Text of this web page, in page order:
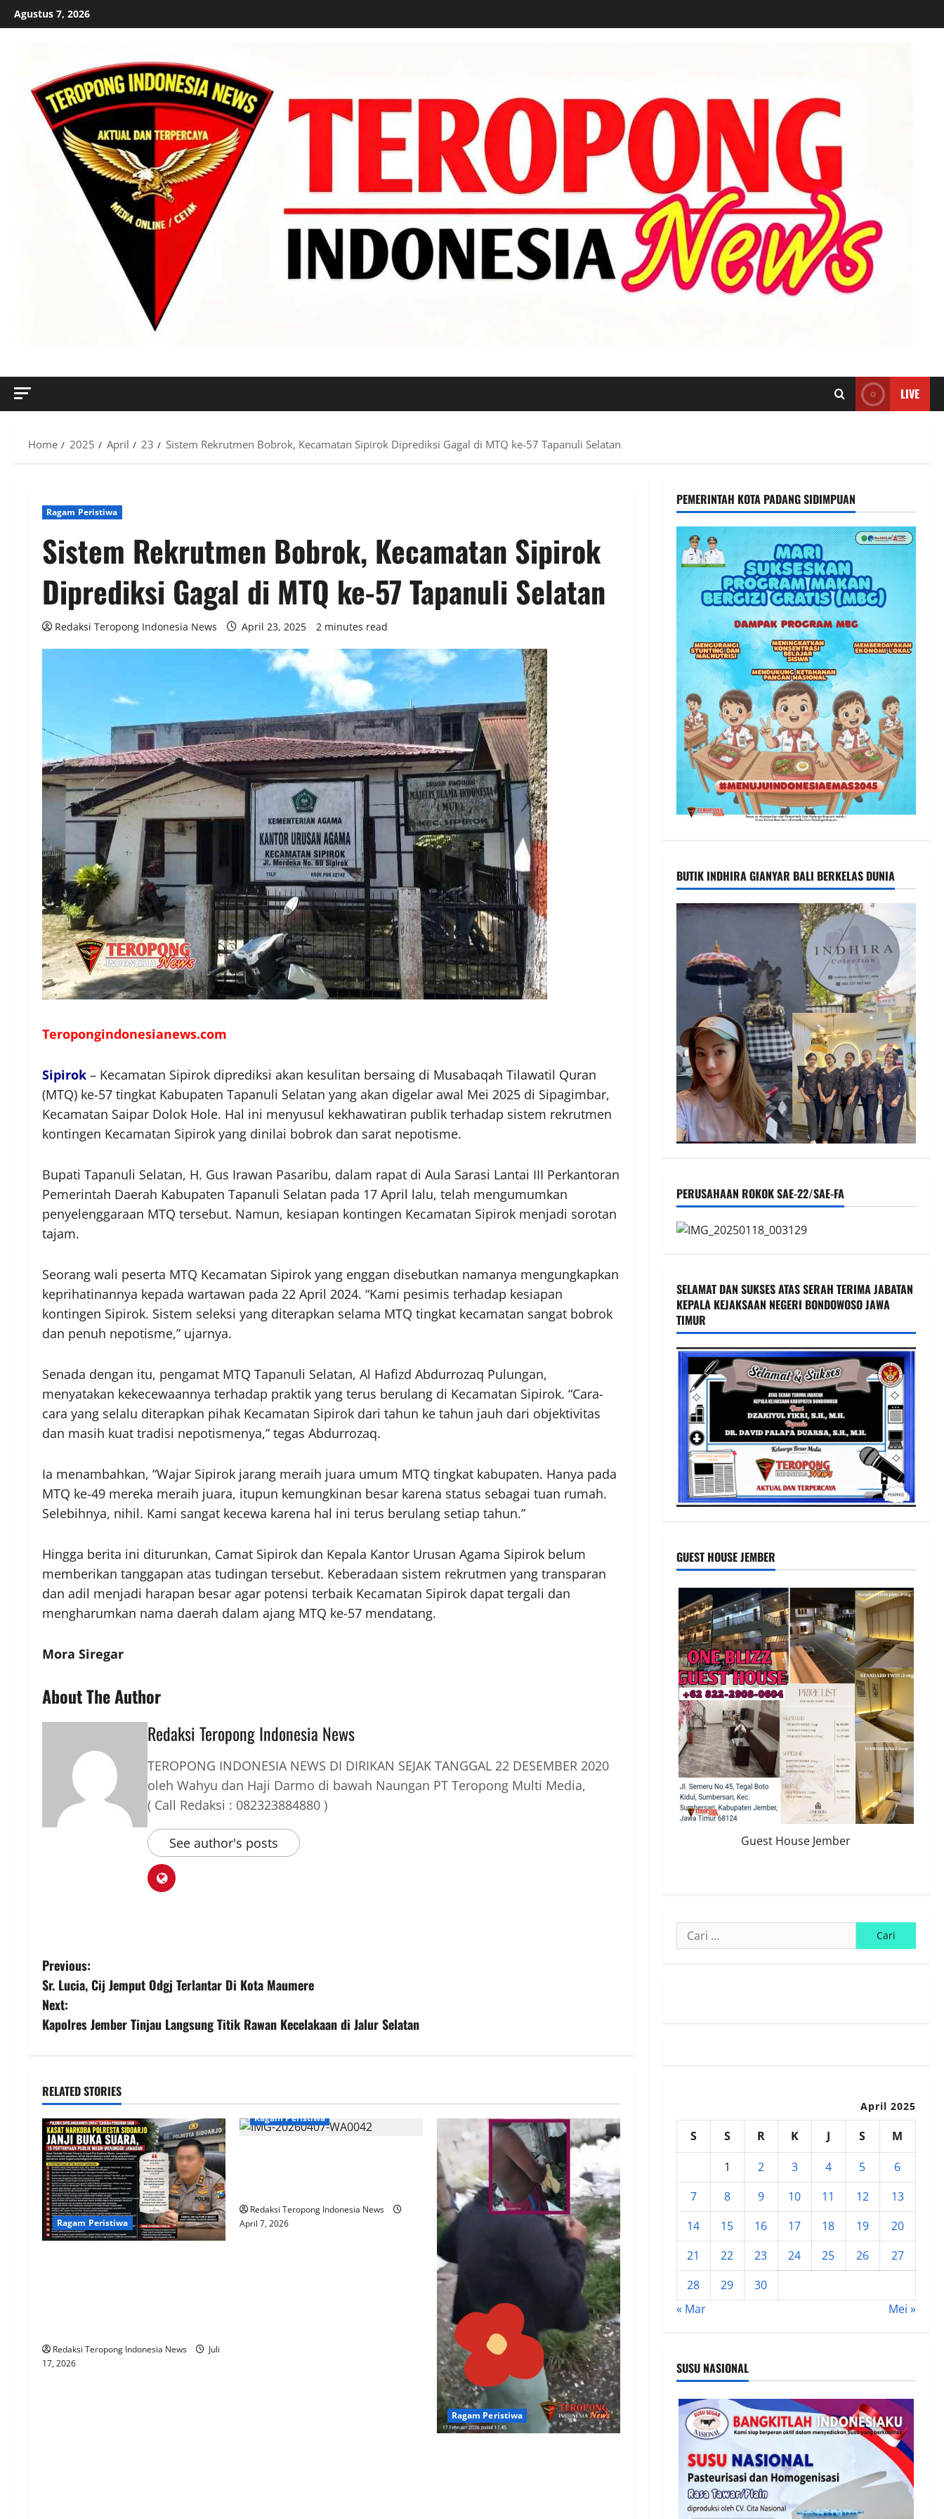
Skip
to
Agustus 7, 2026
LIVE
Home 2025 April 23 Sistem Rekrutmen Bobrok, Kecamatan Sipirok Diprediksi Gagal di MTQ ke-57 Tapanuli Selatan
Ragam Peristiwa
Sistem Rekrutmen Bobrok, Kecamatan Sipirok
Diprediksi Gagal di MTQ ke-57 Tapanuli Selatan
Redaksi Teropong Indonesia News April 23, 2025 2 minutes read
Teropongindonesianews.com
Sipirok – Kecamatan Sipirok diprediksi akan kesulitan bersaing di Musabaqah Tilawatil Quran
(MTQ) ke-57 tingkat Kabupaten Tapanuli Selatan yang akan digelar awal Mei 2025 di Sipagimbar,
Kecamatan Saipar Dolok Hole. Hal ini menyusul kekhawatiran publik terhadap sistem rekrutmen
kontingen Kecamatan Sipirok yang dinilai bobrok dan sarat nepotisme.
Bupati Tapanuli Selatan, H. Gus Irawan Pasaribu, dalam rapat di Aula Sarasi Lantai III Perkantoran
Pemerintah Daerah Kabupaten Tapanuli Selatan pada 17 April lalu, telah mengumumkan
penyelenggaraan MTQ tersebut. Namun, kesiapan kontingen Kecamatan Sipirok menjadi sorotan
tajam.
Seorang wali peserta MTQ Kecamatan Sipirok yang enggan disebutkan namanya mengungkapkan
keprihatinannya kepada wartawan pada 22 April 2024. “Kami pesimis terhadap kesiapan
kontingen Sipirok. Sistem seleksi yang diterapkan selama MTQ tingkat kecamatan sangat bobrok
dan penuh nepotisme,” ujarnya.
Senada dengan itu, pengamat MTQ Tapanuli Selatan, Al Hafizd Abdurrozaq Pulungan,
menyatakan kekecewaannya terhadap praktik yang terus berulang di Kecamatan Sipirok. “Cara-
cara yang selalu diterapkan pihak Kecamatan Sipirok dari tahun ke tahun jauh dari objektivitas
dan masih kuat tradisi nepotismenya,” tegas Abdurrozaq.
Ia menambahkan, “Wajar Sipirok jarang meraih juara umum MTQ tingkat kabupaten. Hanya pada
MTQ ke-49 mereka meraih juara, itupun kemungkinan besar karena status sebagai tuan rumah.
Selebihnya, nihil. Kami sangat kecewa karena hal ini terus berulang setiap tahun.”
Hingga berita ini diturunkan, Camat Sipirok dan Kepala Kantor Urusan Agama Sipirok belum
memberikan tanggapan atas tudingan tersebut. Keberadaan sistem rekrutmen yang transparan
dan adil menjadi harapan besar agar potensi terbaik Kecamatan Sipirok dapat tergali dan
mengharumkan nama daerah dalam ajang MTQ ke-57 mendatang.
Mora Siregar
About The Author
Redaksi Teropong Indonesia News
TEROPONG INDONESIA NEWS DI DIRIKAN SEJAK TANGGAL 22 DESEMBER 2020
oleh Wahyu dan Haji Darmo di bawah Naungan PT Teropong Multi Media,
( Call Redaksi : 082323884880 )
See author's posts
P
o
s
n
a
v
i
g
a
n
Previous:
Sr. Lucia, Cij Jemput Odgj Terlantar Di Kota Maumere
Next:
Kapolres Jember Tinjau Langsung Titik Rawan Kecelakaan di Jalur Selatan
RELATED STORIES
Ragam Peristiwa
Redaksi Teropong Indonesia News
Juli
17, 2026
Ragam Peristiwa
Redaksi Teropong Indonesia News
April 7, 2026
Ragam Peristiwa
PEMERINTAH KOTA PADANG SIDIMPUAN
BUTIK INDHIRA GIANYAR BALI BERKELAS DUNIA
PERUSAHAAN ROKOK SAE-22/SAE-FA
SELAMAT DAN SUKSES ATAS SERAH TERIMA JABATAN
KEPALA KEJAKSAAN NEGERI BONDOWOSO JAWA
TIMUR
GUEST HOUSE JEMBER
Guest House Jember
Cari
untuk:
April 2025
S S R K J S
M
1
2 3 4 5
6
7
8 9 10 11 12
13
14
15 16 17 18 19
20
21
22 23 24 25 26
27
28
29
30
« Mar
Mei »
SUSU NASIONAL